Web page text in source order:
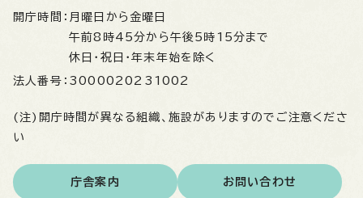
開庁時間： 月曜日から金曜日
午前8時45分から午後5時15分まで
休日・祝日・年末年始を除く
法人番号： 3000020231002
(注)開庁時間が異なる組織、施設がありますのでご注意くださ
い
庁舎案内 お問い合わせ